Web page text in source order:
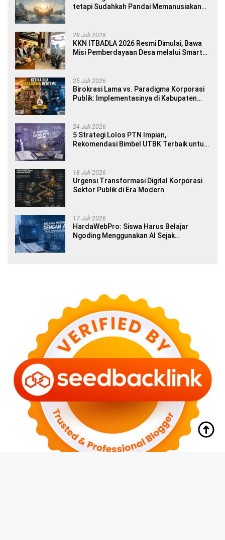
tetapi Sudahkah Pandai Memanusiakan
28 Juli 2026
KKN ITBADLA 2026 Resmi Dimulai, Bawa
Misi Pemberdayaan Desa melalui Smart
25 Juli 2026
Birokrasi Lama vs. Paradigma Korporasi
Publik: Implementasinya di Kabupaten
24 Juli 2026
5 Strategi Lolos PTN Impian,
Rekomendasi Bimbel UTBK Terbaik untuk
18 Juli 2026
Urgensi Transformasi Digital Korporasi
Sektor Publik di Era Modern
17 Juli 2026
HardaWebPro: Siswa Harus Belajar
Ngoding Menggunakan AI Sejak